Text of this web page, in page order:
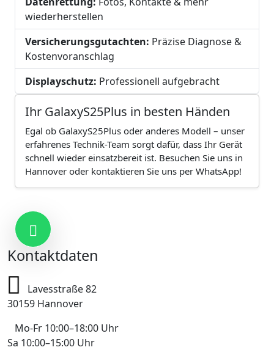
wiederherstellen
Versicherungsgutachten: Präzise Diagnose &
Kostenvoranschlag
Displayschutz: Professionell aufgebracht
Ihr GalaxyS25Plus in besten Händen
Egal ob GalaxyS25Plus oder anderes Modell – unser
erfahrenes Technik-Team sorgt dafür, dass Ihr Gerät
schnell wieder einsatzbereit ist. Besuchen Sie uns in
Hannover oder kontaktieren Sie uns per WhatsApp!
Kontakt
Kontaktdaten
Lavesstraße 82
30159 Hannover
Mo-Fr 10:00–18:00 Uhr
Sa 10:00–15:00 Uhr